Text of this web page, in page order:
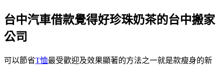
於
台中汽車借款覺得好珍珠奶茶的台中搬家
公司
可以節省T恤最受歡迎及效果顯著的方法之一就是款瘦身的新